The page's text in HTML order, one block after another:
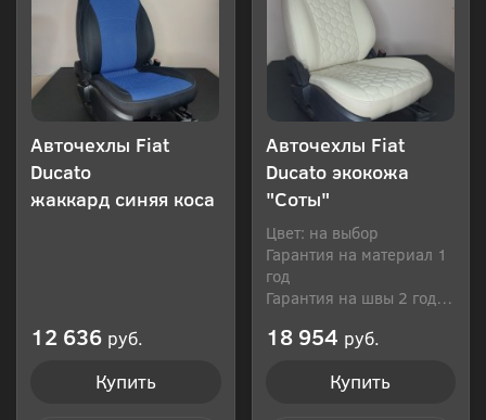
Авточехлы Fiat
Ducato
жаккард синяя коса
12 636 руб.
Купить
Авточехлы Fiat
Ducato экокожа
"Соты"
Цвет: на выбор
Гарантия на материал 1
год
Гарантия на швы 2 года
18 954 руб.
Купить